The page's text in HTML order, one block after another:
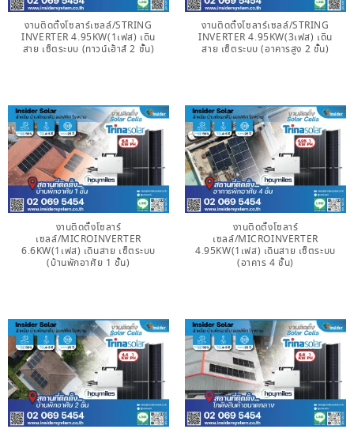
งานติดตั้งโซลาร์เซลล์/STRING
INVERTER 4.95KW(1เฟส) เดิน
สาย เซ็ตระบบ (ทาวน์เฮ้าส์ 2 ชั้น)
งานติดตั้งโซลาร์เซลล์/STRING
INVERTER 4.95KW(3เฟส) เดิน
สาย เซ็ตระบบ (อาคารสูง 2 ชั้น)
งานติดตั้งโซลาร์
เซลล์/MICROINVERTER
6.6KW(1เฟส) เดินสาย เซ็ตระบบ
(บ้านพักอาศัย 1 ชั้น)
งานติดตั้งโซลาร์
เซลล์/MICROINVERTER
4.95KW(1เฟส) เดินสาย เซ็ตระบบ
(อาคาร 4 ชั้น)